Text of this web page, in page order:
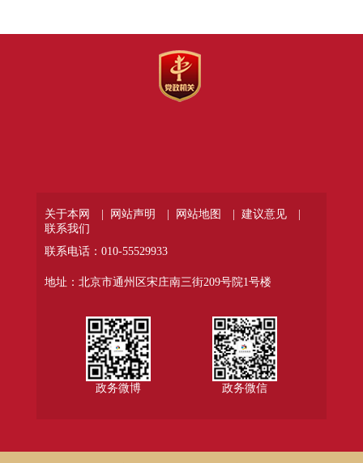
关于本网 | 网站声明 | 网站地图 |
建议意见 |
联系我们
联系电话：010-55529933
地址：北京市通州区宋庄南三街209号院1号楼
政务微博 政务微信